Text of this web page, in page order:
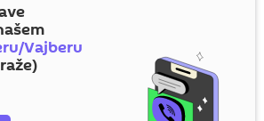
Vajberu